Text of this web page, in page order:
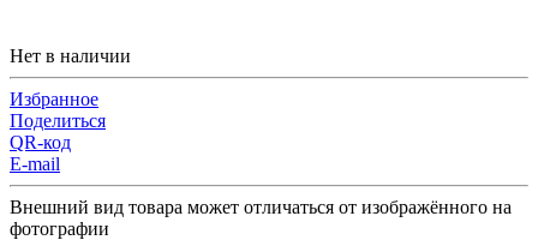
Нет в наличии
Избранное
Поделиться
QR-код
E-mail
Внешний вид товара может отличаться от изображённого на
фотографии